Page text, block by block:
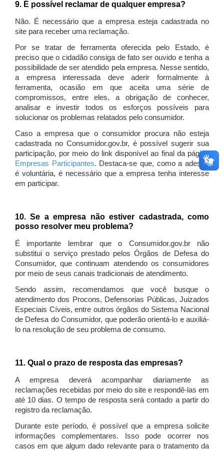
9. É possível reclamar de qualquer empresa?
Não. É necessário que a empresa esteja cadastrada no
site para receber uma reclamação.
Por se tratar de ferramenta oferecida pelo Estado, é
preciso que o cidadão consiga de fato ser ouvido e tenha a
possibilidade de ser atendido pela empresa. Nesse sentido,
a empresa interessada deve aderir formalmente à
ferramenta, ocasião em que aceita uma série de
compromissos, entre eles, a obrigação de conhecer,
analisar e investir todos os esforços possíveis para
solucionar os problemas relatados pelo consumidor.
Caso a empresa que o consumidor procura não esteja
cadastrada no Consumidor.gov.br, é possível sugerir sua
participação, por meio do link disponível ao final da página
Empresas Participantes. Destaca-se que, como a adesão
é voluntária, é necessário que a empresa tenha interesse
em participar.
10. Se a empresa não estiver cadastrada, como
posso resolver meu problema?
É importante lembrar que o Consumidor.gov.br não
substitui o serviço prestado pelos Órgãos de Defesa do
Consumidor, que continuam atendendo os consumidores
por meio de seus canais tradicionais de atendimento.
Sendo assim, recomendamos que você busque o
atendimento dos Procons, Defensorias Públicas, Juizados
Especiais Cíveis, entre outros órgãos do Sistema Nacional
de Defesa do Consumidor, que poderão orientá-lo e auxiliá-
lo na resolução de seu problema de consumo.
11. Qual o prazo de resposta das empresas?
A empresa deverá acompanhar diariamente as
reclamações recebidas por meio do site e respondê-las em
até 10 dias. O tempo de resposta será contado a partir do
registro da reclamação.
Durante este período, é possível que a empresa solicite
informações complementares. Isso pode ocorrer nos
casos em que algum dado relevante para o tratamento da